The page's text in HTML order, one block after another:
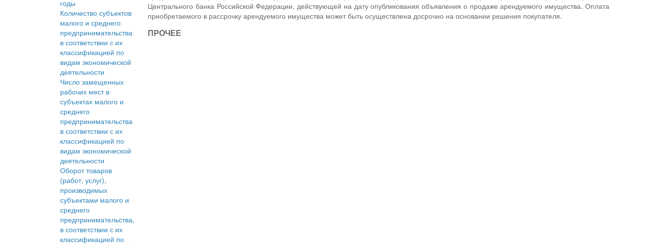
годы
Количество субъектов
малого и среднего
предпринимательства
в соответствии с их
классификацией по
видам экономической
деятельности
Число замещенных
рабочих мест в
субъектах малого и
среднего
предпринимательства
в соответствии с их
классификацией по
видам экономической
деятельности
Оборот товаров
(работ, услуг),
производимых
субъектами малого и
среднего
предпринимательства,
в соответствии с их
классификацией по
Центрального банка Российской Федерации, действующей на дату опубликования объявления о продаже арендуемого имущества. Оплата
приобретаемого в рассрочку арендуемого имущества может быть осуществлена досрочно на основании решения покупателя.
ПРОЧЕЕ